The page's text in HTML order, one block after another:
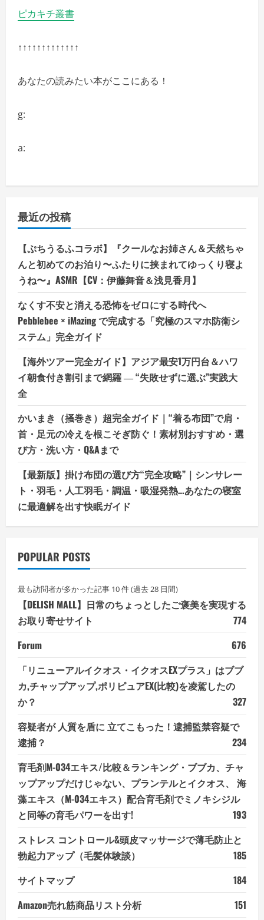
ピカキチ叢書
↑↑↑↑↑↑↑↑↑↑↑↑↑
あなたの読みたい本がここにある！
g:
a:
最近の投稿
【ぷちうるふコラボ】『クールなお姉さん＆天然ちゃ
んと初めてのお泊り〜ふたりに挟まれてゆっくり寝よ
うね〜』ASMR【CV：伊藤舞音＆浅見香月】
なくす不安と消える恐怖をゼロにする時代へ
Pebblebee × iMazing で完成する「究極のスマホ防衛シ
ステム」完全ガイド
【海外ツアー完全ガイド】アジア最安1万円台＆ハワ
イ朝食付き割引まで網羅 ― “失敗せずに選ぶ”実践大
全
かいまき（掻巻き）超完全ガイド｜“着る布団”で肩・
首・足元の冷えを根こそぎ防ぐ！素材別おすすめ・選
び方・洗い方・Q&Aまで
【最新版】掛け布団の選び方“完全攻略”｜シンサレー
ト・羽毛・人工羽毛・調温・吸湿発熱…あなたの寝室
に最適解を出す快眠ガイド
POPULAR POSTS
最も訪問者が多かった記事 10 件 (過去 28 日間)
【DELISH MALL】日常のちょっとしたご褒美を実現する
お取り寄せサイト
774
Forum
676
「リニューアルイクオス・イクオスEXプラス」はブブ
カ,チャップアップ,ポリピュアEX(比較)を凌駕したの
か？
327
容疑者が 人質を盾に 立てこもった！逮捕監禁容疑で
逮捕？
234
育毛剤M-034エキス/比較＆ランキング・ブブカ、チャ
ップアップだけじゃない、プランテルとイクオス、 海
藻エキス（M-034エキス）配合育毛剤でミノキシジル
と同等の育毛パワーを出す!
193
ストレス コントロール&頭皮マッサージで薄毛防止と
勃起力アップ（毛髪体験談）
185
サイトマップ
184
Amazon売れ筋商品リスト分析
151